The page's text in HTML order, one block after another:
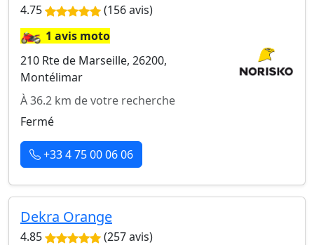
4.75 (156 avis)
🏍️1 avis moto
210 Rte de Marseille, 26200,
Montélimar
À 36.2 km de votre recherche
Fermé
+33 4 75 00 06 06
Dekra Orange
4.85 (257 avis)